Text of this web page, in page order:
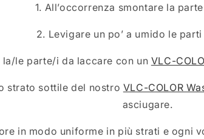
1. All’occorrenza smontare la
2. Levigare un po’ a umido le
la/le parte/i da laccare con un VLC-
strato sottile del nostro VLC-COLOR
asciugare.
in modo uniforme in più strati e ogni